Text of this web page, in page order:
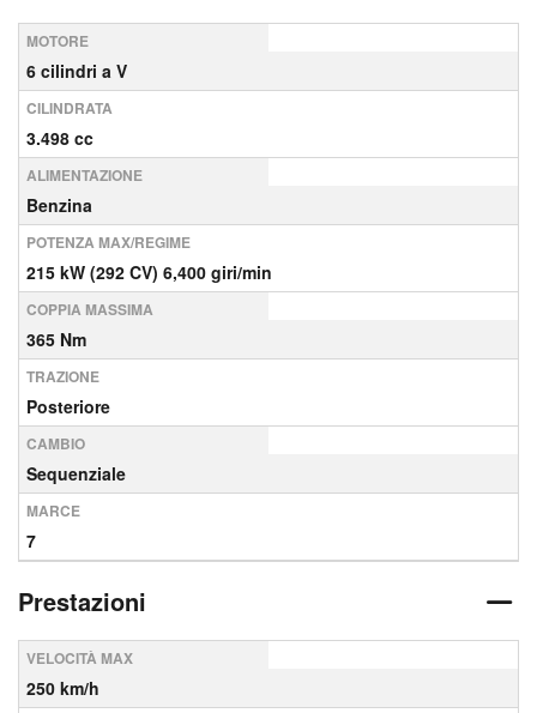
MOTORE
6 cilindri a V
CILINDRATA
3.498 cc
ALIMENTAZIONE
Benzina
POTENZA MAX/REGIME
215 kW (292 CV) 6,400 giri/min
COPPIA MASSIMA
365 Nm
TRAZIONE
Posteriore
CAMBIO
Sequenziale
MARCE
7
Prestazioni
VELOCITÀ MAX
250 km/h